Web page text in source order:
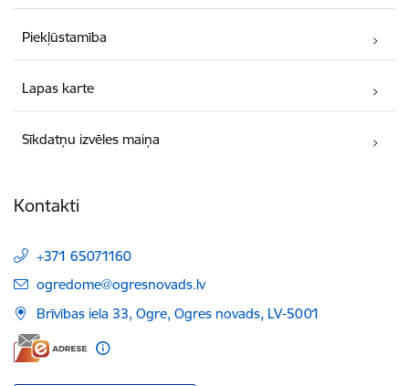
Piekļūstamība
Lapas karte
Sīkdatņu izvēles maiņa
Kontakti
+371 65071160
E-pasts:
ogredome@ogresnovads.lv
Brīvības iela 33, Ogre, Ogres novads, LV-5001